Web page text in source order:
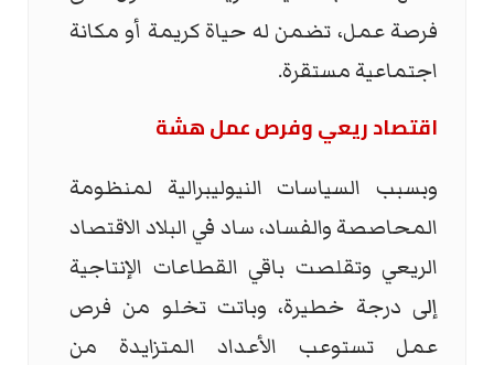
فرصة عمل، تضمن له حياة كريمة أو مكانة
اجتماعية مستقرة.
اقتصاد ريعي وفرص عمل هشة
وبسبب السياسات النيوليبرالية لمنظومة
المحاصصة والفساد، ساد في البلاد الاقتصاد
الريعي وتقلصت باقي القطاعات الإنتاجية
إلى درجة خطيرة، وباتت تخلو من فرص
عمل تستوعب الأعداد المتزايدة من